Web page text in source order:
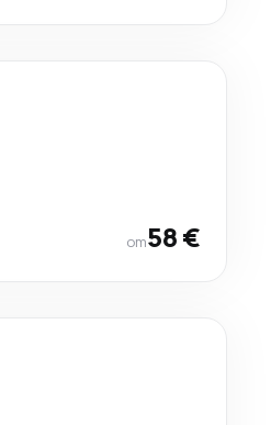
от58 €